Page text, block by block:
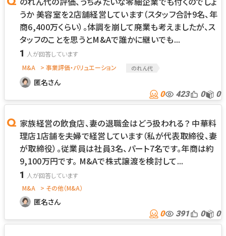
うか 美容室を2店舗経営しています（スタッフ合計9名、年
商6,400万くらい）。体調を崩して廃業も考えましたが、ス
タッフのことを思うとM&Aで誰かに継いでも...
1
M&A > 事業評価・バリュエーション のれん代
匿名さん
0 423 0 0
家族経営の飲食店、妻の退職金はどう扱われる？ 中華料
理店1店舗を夫婦で経営しています（私が代表取締役、妻
が取締役）。従業員は社員3名、パート7名です。年商は約
9,100万円です。 M&Aで株式譲渡を検討して...
1
M&A > その他（M&A）
匿名さん
0 391 0 0